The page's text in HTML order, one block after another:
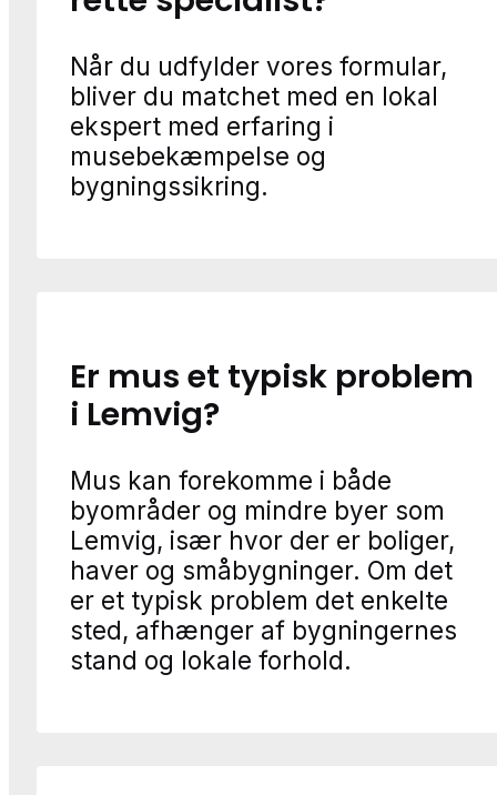
Når du udfylder vores formular,
bliver du matchet med en lokal
ekspert med erfaring i
musebekæmpelse og
bygningssikring.
Er mus et typisk problem
i Lemvig?
Mus kan forekomme i både
byområder og mindre byer som
Lemvig, især hvor der er boliger,
haver og småbygninger. Om det
er et typisk problem det enkelte
sted, afhænger af bygningernes
stand og lokale forhold.